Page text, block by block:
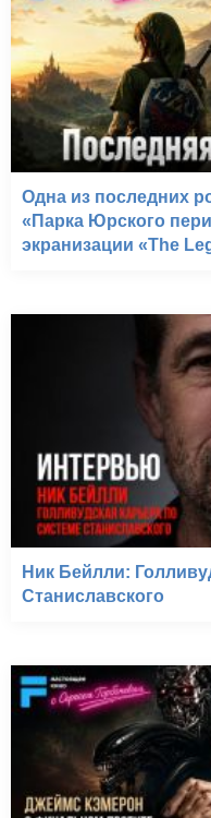
Одна из последних
«Парка Юрского
экранизации «The
Ник Бейлли:
Станиславского